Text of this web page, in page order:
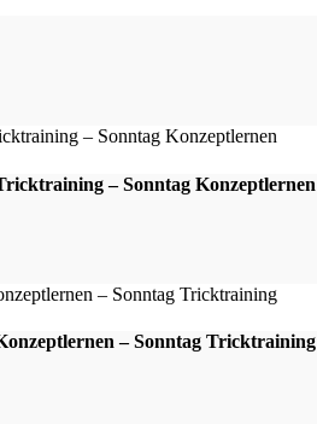
– Sonntag Konzeptlernen
– Sonntag Tricktraining